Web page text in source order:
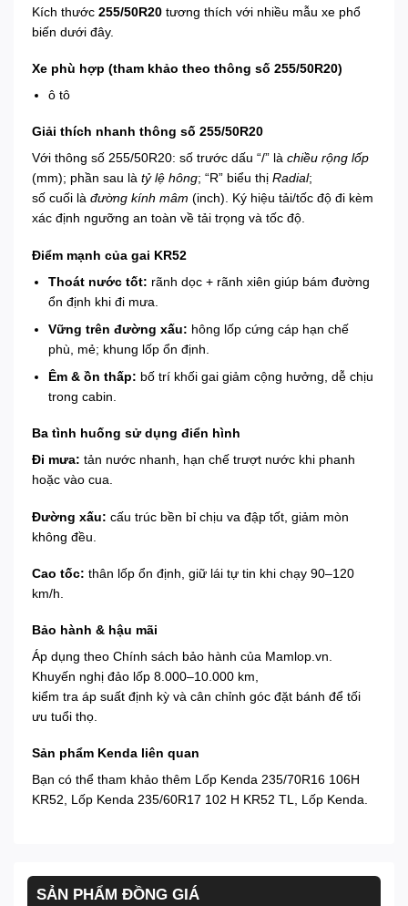
Kích thước 255/50R20 tương thích với nhiều mẫu xe phổ
biến dưới đây.
Xe phù hợp (tham khảo theo thông số 255/50R20)
ô tô
Giải thích nhanh thông số 255/50R20
Với thông số 255/50R20: số trước dấu “/” là chiều rộng lốp
(mm); phần sau là tỷ lệ hông; “R” biểu thị Radial;
số cuối là đường kính mâm (inch). Ký hiệu tải/tốc độ đi kèm
xác định ngưỡng an toàn về tải trọng và tốc độ.
Điểm mạnh của gai KR52
Thoát nước tốt: rãnh dọc + rãnh xiên giúp bám đường
ổn định khi đi mưa.
Vững trên đường xấu: hông lốp cứng cáp hạn chế
phù, mẻ; khung lốp ổn định.
Êm & ồn thấp: bố trí khối gai giảm cộng hưởng, dễ chịu
trong cabin.
Ba tình huống sử dụng điển hình
Đi mưa: tản nước nhanh, hạn chế trượt nước khi phanh
hoặc vào cua.
Đường xấu: cấu trúc bền bỉ chịu va đập tốt, giảm mòn
không đều.
Cao tốc: thân lốp ổn định, giữ lái tự tin khi chạy 90–120
km/h.
Bảo hành & hậu mãi
Áp dụng theo Chính sách bảo hành của Mamlop.vn.
Khuyến nghị đảo lốp 8.000–10.000 km,
kiểm tra áp suất định kỳ và cân chỉnh góc đặt bánh để tối
ưu tuổi thọ.
Sản phẩm Kenda liên quan
Bạn có thể tham khảo thêm Lốp Kenda 235/70R16 106H
KR52, Lốp Kenda 235/60R17 102 H KR52 TL, Lốp Kenda.
SẢN PHẨM ĐỒNG GIÁ